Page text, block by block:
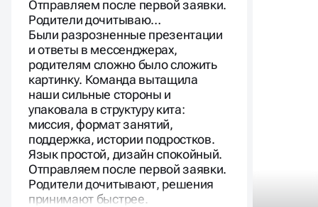
Отправляем после первой заявки.
Родители дочитываю…
Были разрозненные презентации
и ответы в мессенджерах,
родителям сложно было сложить
картинку. Команда вытащила
наши сильные стороны и
упаковала в структуру кита:
миссия, формат занятий,
поддержка, истории подростков.
Язык простой, дизайн спокойный.
Отправляем после первой заявки.
Родители дочитывают, решения
принимают быстрее.